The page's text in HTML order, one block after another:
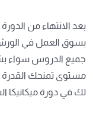
بعد الانتهاء من
بسوق العمل في الورش
جميع الدروس سواء
مستوى تمنحك القدرة
لك في دورة ميكانيكا